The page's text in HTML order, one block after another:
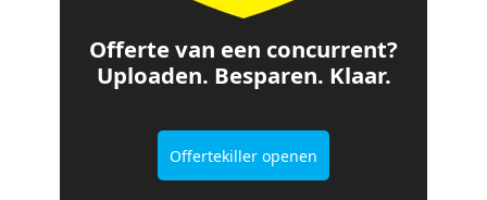
Offerte van een concurrent?
Uploaden. Besparen. Klaar.
Offertekiller openen